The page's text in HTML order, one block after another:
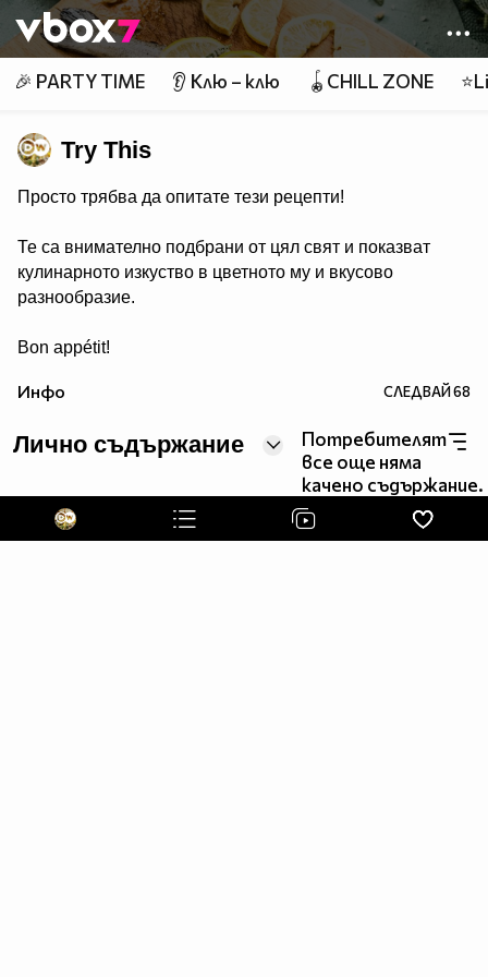
👾
🎉 PARTY TIME 👂 Клю – клю 🪀CHILL ZONE
Try This
Просто трябва да опитате тези рецепти!
Те са внимателно подбрани от цял свят и показват
кулинарното изкуство в цветното му и вкусово
разнообразие.
Bon appétit!
Инфо СЛЕДВАЙ68
Лично съдържание
Потребителят
все още няма
качено съдържание.